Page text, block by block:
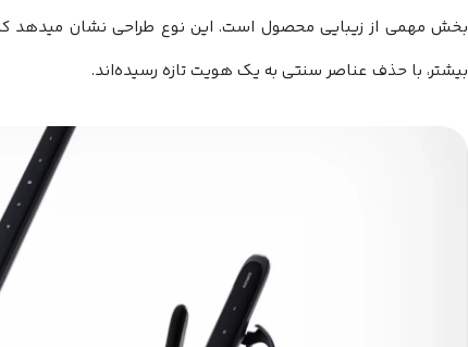
بیشتر، با حذف عناصر سنتی به یک هویت تازه رسیده‌اند.